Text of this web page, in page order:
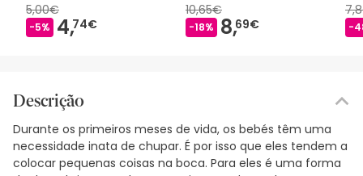
5,00€
-5% 4,74€
10,65€
-18% 8,69€ -
Descrição
Durante os primeiros meses de vida, os bebés têm uma
necessidade inata de chupar. É por isso que eles tendem a
colocar pequenas coisas na boca. Para eles é uma forma